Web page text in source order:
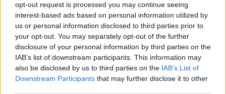
opt-out request is processed you may continue seeing
interest-based ads based on personal information utilized by
us or personal information disclosed to third parties prior to
your opt-out. You may separately opt-out of the further
disclosure of your personal information by third parties on the
IAB’s list of downstream participants. This information may
also be disclosed by us to third parties on the IAB’s List of
Downstream Participants that may further disclose it to other
Το FIAT 500 Hybrid τώρα από
18.990 ευρώ
Ατρόμητος και Novibet
συνεχίζουν μαζί: Ανανέωση της
συνεργασίας τους μέχρι το
18η συνεχόμενη χρονιά για τον ΟΤΕ στη διεθνή σειρά δεικτών
FTSE4Good